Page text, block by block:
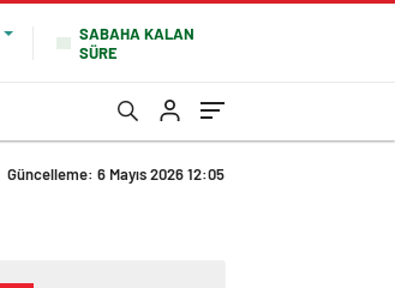
SABAHA KALAN
SÜRE
Güncelleme: 6 Mayıs 2026 12:05